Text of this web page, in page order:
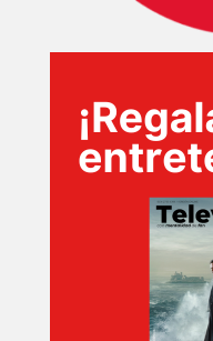
PELICULAS
SERIES
TECNOVITOS